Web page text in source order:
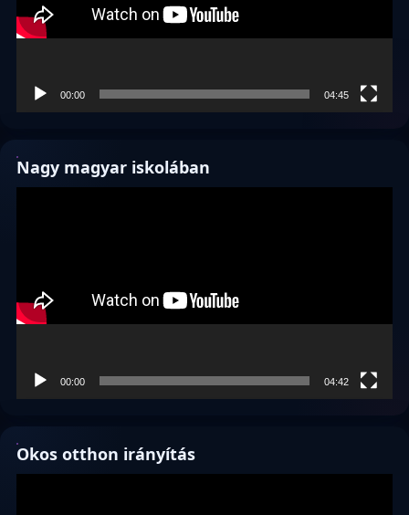
00:00 04:45
Nagy magyar iskolában
00:00 04:42
Okos otthon irányítás